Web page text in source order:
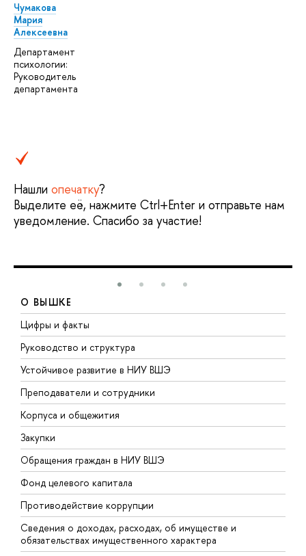
Чумакова
Мария
Алексеевна
Департамент
психологии:
Руководитель
департамента
Нашли опечатку?
Выделите её, нажмите Ctrl+Enter и отправьте нам
уведомление. Спасибо за участие!
О ВЫШКЕ
Цифры и факты
Руководство и структура
Устойчивое развитие в НИУ ВШЭ
Преподаватели и сотрудники
Корпуса и общежития
Закупки
Обращения граждан в НИУ ВШЭ
Фонд целевого капитала
Противодействие коррупции
Сведения о доходах, расходах, об имуществе и
обязательствах имущественного характера